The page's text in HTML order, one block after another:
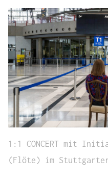
1:1 CONCERT mit
(Flöte) im